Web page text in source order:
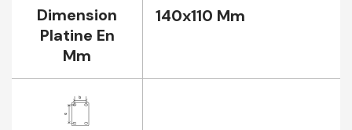
Dimension
Platine En
Mm
140x110 Mm